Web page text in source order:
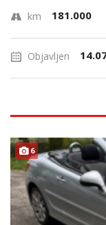
km 181.000
Objavljen
6